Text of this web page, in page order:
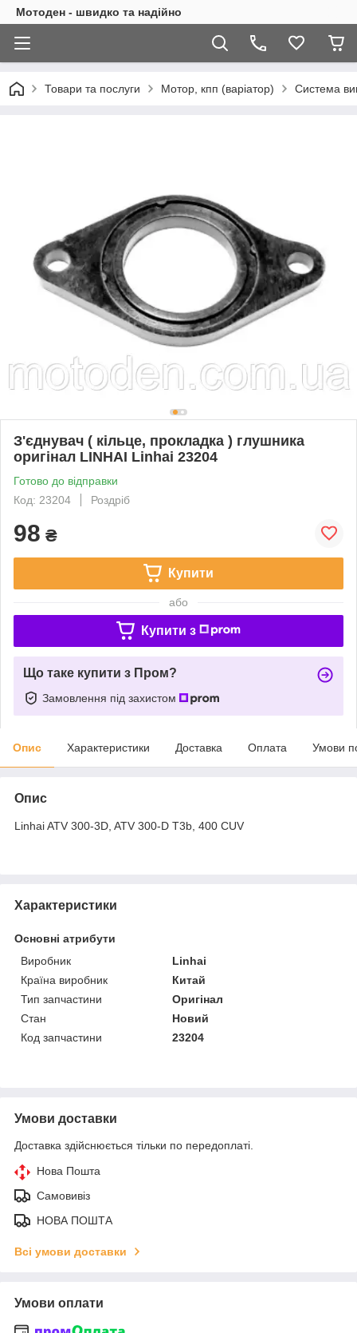
Мотоден - швидко та надійно
Товари та послуги Мотор, кпп (варіатор) Система
З'єднувач ( кільце, прокладка ) глушника
оригінал LINHAI Linhai 23204
Готово до відправки
Код: 23204
Роздріб
98 ₴
Купити
або
Купити з
Що таке купити з Пром?
Замовлення під захистом
Опис Характеристики Доставка Оплата Умови
Опис
Linhai ATV 300-3D, ATV 300-D T3b, 400 CUV
Характеристики
Основні атрибути
Виробник
Linhai
Країна виробник
Китай
Тип запчастини
Оригінал
Стан
Новий
Код запчастини
23204
Умови доставки
Доставка здійснюється тільки по передоплаті.
Нова Пошта
Самовивіз
НОВА ПОШТА
Всі умови доставки
Умови оплати